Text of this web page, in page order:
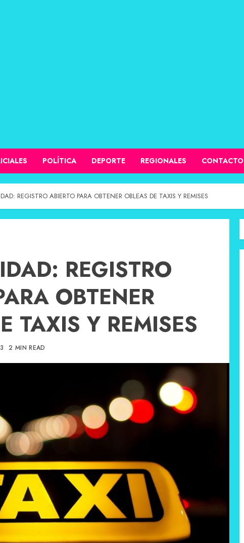
POLÍTICA DEPORTE REGIONALES CONTACTO
REGISTRO ABIERTO PARA OBTENER OBLEAS DE TAXIS Y REMISES
REGISTRO
OBTENER
TAXIS Y REMISES
2 MIN READ